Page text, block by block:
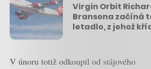
Virgin Orbit
Bransona začíná
letadlo, z jehož
V únoru totiž odkoupil od stájového